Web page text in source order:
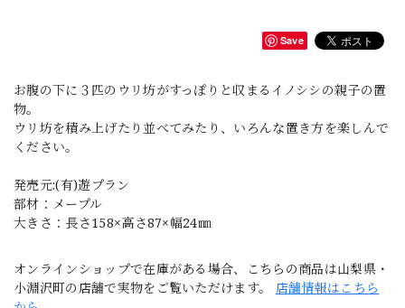
Save
お腹の下に３匹のウリ坊がすっぽりと収まるイノシシの親子の置
物。
ウリ坊を積み上げたり並べてみたり、いろんな置き方を楽しんで
ください。
発売元:(有)遊プラン
部材：メープル
大きさ：長さ158×高さ87×幅24㎜
オンラインショップで在庫がある場合、こちらの商品は山梨県・
小淵沢町の店舗で実物をご覧いただけます。 店舗情報はこちら